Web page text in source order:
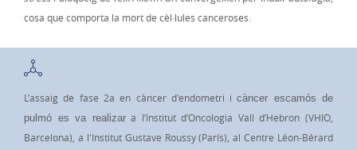
cosa que comporta la mort de cèl·lules canceroses.
L’assaig de fase 2a en càncer d'endometri icàncer escamós de
pulmó es va realizara l’Institut d’Oncologia Vall d’Hebron (VHIO,
Barcelona), a l'Institut Gustave Roussy (París), al Centre Léon-Bérard